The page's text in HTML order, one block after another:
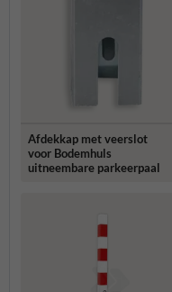
Afdekkap met veerslot
voor Bodemhuls
uitneembare parkeerpaal